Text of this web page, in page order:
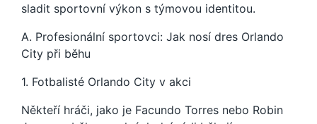
sladit sportovní výkon s týmovou identitou.
A. Profesionální sportovci: Jak nosí dres Orlando
City při běhu
1. Fotbalisté Orlando City v akci
Někteří hráči, jako je Facundo Torres nebo Robin